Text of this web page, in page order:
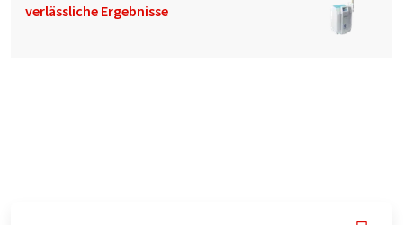
verlässliche Ergebnisse